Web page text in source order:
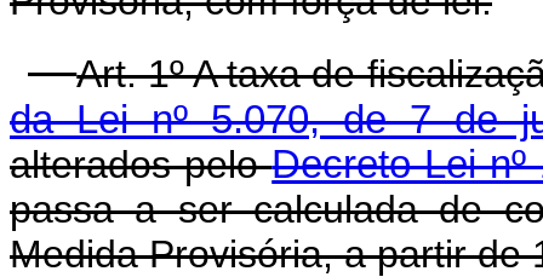
Art. 1º A taxa de
da Lei nº 5.070, de 7 de
alterados peloDecreto-Lei
passa a ser calculada de
Medida Provisória, a partir de